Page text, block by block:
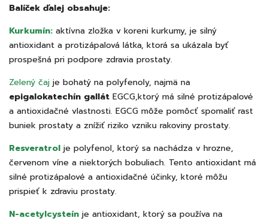
Balíček ďalej obsahuje:
Kurkumín: aktívna zložka v koreni kurkumy, je silný
antioxidant a protizápalová látka, ktorá sa ukázala byť
prospešná pri podpore zdravia prostaty.
Zelený čaj je bohatý na polyfenoly, najmä na
epigalokatechín gallát EGCG,ktorý má silné protizápalové
a antioxidačné vlastnosti. EGCG môže pomôcť spomaliť rast
buniek prostaty a znížiť riziko vzniku rakoviny prostaty.
Resveratrol je polyfenol, ktorý sa nachádza v hrozne,
červenom víne a niektorých bobuliach. Tento antioxidant má
silné protizápalové a antioxidačné účinky, ktoré môžu
prispieť k zdraviu prostaty.
N-acetylcysteín je antioxidant, ktorý sa používa na